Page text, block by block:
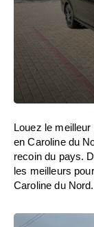
Louez le
en Caroline du
recoin du pays.
les meilleurs
Caroline du Nord.